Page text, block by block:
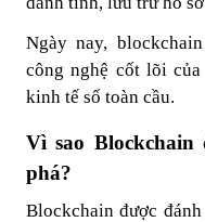
Ngày nay,
công nghệ cốt lõi
kinh tế số toàn cầu.
Vì sao Blockchain
phá?
Blockchain được